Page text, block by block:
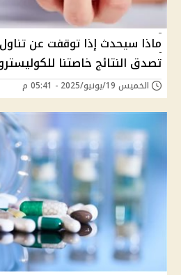
ماذا سيحدث إذا توقفت عن
تصدق النتائج خاصتنا
الخميس 19/يونيو/2025 - 05:41 م